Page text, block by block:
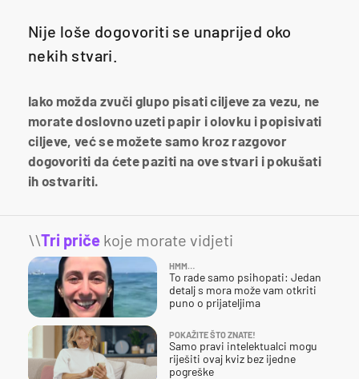
Nije loše dogovoriti se unaprijed oko
nekih stvari.
Iako možda zvuči glupo pisati ciljeve za vezu, ne
morate doslovno uzeti papir i olovku i popisivati
ciljeve, već se možete samo kroz razgovor
dogovoriti da ćete paziti na ove stvari i pokušati
ih ostvariti.
\\Tri priče koje morate vidjeti
HMM…
To rade samo psihopati: Jedan
detalj s mora može vam otkriti
puno o prijateljima
POKAŽITE ŠTO ZNATE!
Samo pravi intelektualci mogu
riješiti ovaj kviz bez ijedne
pogreške